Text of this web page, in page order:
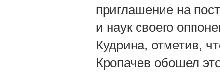
приглашение на
и наук своего
Кудрина, отметив,
Кропачев обошел